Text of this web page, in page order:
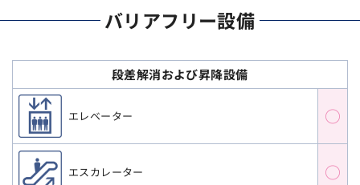
バリアフリー設備
段差解消および昇降設備
エレベーター ○
エスカレーター ○